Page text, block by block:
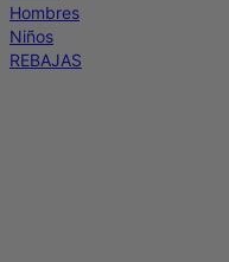
Hombres
Niños
REBAJAS